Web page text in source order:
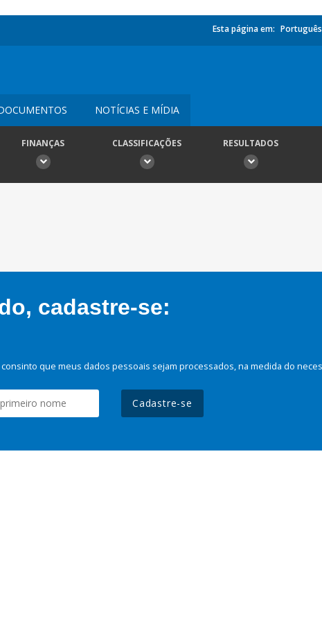
Esta página em: Português
NOTÍCIAS E MÍDIA
FINANÇAS CLASSIFICAÇÕES RESULTADOS
cadastre-se:
que meus dados pessoais sejam processados, na medida do
Cadastre-se